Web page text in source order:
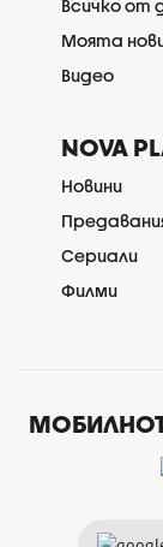
Всичко от
Моята
Видео
NOVA
Новини
Сериали
Филми